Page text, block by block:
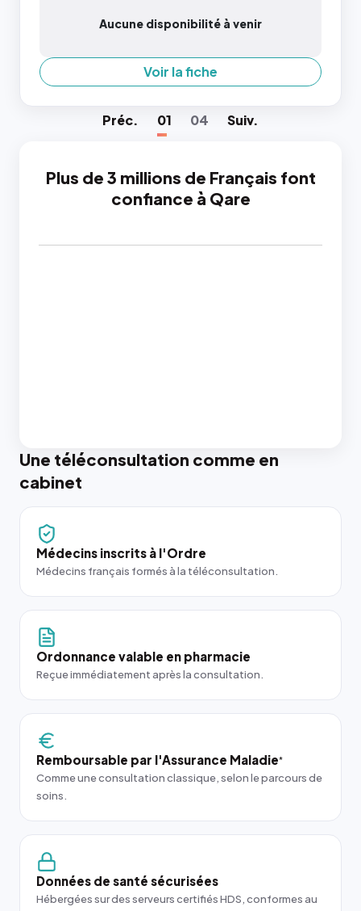
Aucune disponibilité à venir
Voir la fiche
Préc. 01 04 Suiv.
Plus de 3 millions de Français font
confiance à Qare
Une téléconsultation comme en
cabinet
Médecins inscrits à l'Ordre
Médecins français formés à la téléconsultation.
Ordonnance valable en pharmacie
Reçue immédiatement après la consultation.
Remboursable par l'Assurance Maladie*
Comme une consultation classique, selon le parcours de
soins.
Données de santé sécurisées
Hébergées sur des serveurs certifiés HDS, conformes au